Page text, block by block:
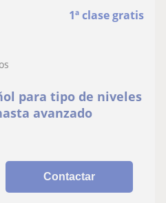
1ª clase gratis
para tipo de niveles
avanzado
Contactar